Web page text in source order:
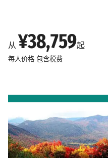
从 ¥38,759起
每人价格 包含税费